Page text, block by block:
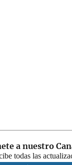
a nuestro
todas las